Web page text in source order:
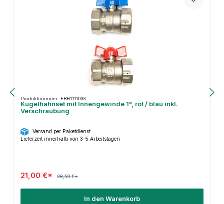
Produktnummer: FBH1111033
Kugelhahnset mit Innengewinde 1", rot / blau inkl.
Verschraubung
Versand per Paketdienst
Lieferzeit innerhalb von 3-5 Arbeitstagen
21,00 €* 28,50 €*
In den Warenkorb